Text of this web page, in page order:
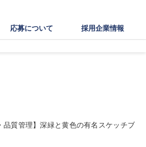
応募について 採用企業情報
品質管理】深緑と黄色の有名スケッチブ